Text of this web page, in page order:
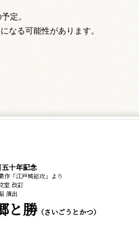
定。
なる可能性があります。
十年記念
作「江戸城総攻」より
室 改訂
演出
と勝（さいごうとかつ）